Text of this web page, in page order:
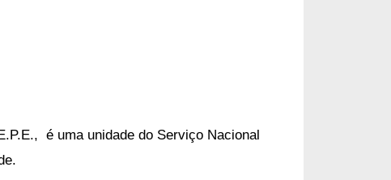
é uma unidade do Serviço Nacional